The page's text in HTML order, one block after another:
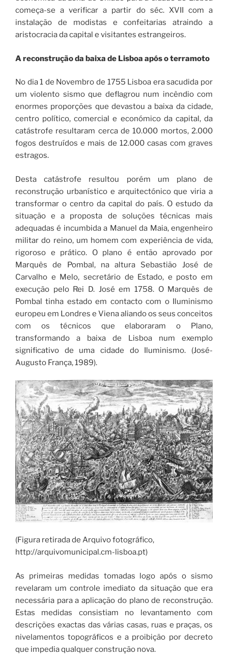
começa-se a verificar a partir do séc. XVII com a
instalação de modistas e confeitarias atraindo a
aristocracia da capital e visitantes estrangeiros.
A reconstrução da baixa de Lisboa após o terramoto
No dia 1 de Novembro de 1755 Lisboa era sacudida por
um violento sismo que deflagrou num incêndio com
enormes proporções que devastou a baixa da cidade,
centro político, comercial e económico da capital, da
catástrofe resultaram cerca de 10.000 mortos, 2.000
fogos destruídos e mais de 12.000 casas com graves
estragos.
Desta catástrofe resultou porém um plano de
reconstrução urbanístico e arquitectónico que viria a
transformar o centro da capital do país. O estudo da
situação e a proposta de soluções técnicas mais
adequadas é incumbida a Manuel da Maia, engenheiro
militar do reino, um homem com experiência de vida,
rigoroso e prático. O plano é então aprovado por
Marquês de Pombal, na altura Sebastião José de
Carvalho e Melo, secretário de Estado, e posto em
execução pelo Rei D. José em 1758. O Marquês de
Pombal tinha estado em contacto com o Iluminismo
europeu em Londres e Viena aliando os seus conceitos
com os técnicos que elaboraram o Plano,
transformando a baixa de Lisboa num exemplo
significativo de uma cidade do Iluminismo. (José-
Augusto França, 1989).
(Figura retirada de Arquivo fotográfico,
http://arquivomunicipal.cm-lisboa.pt)
As primeiras medidas tomadas logo após o sismo
revelaram um controle imediato da situação que era
necessária para a aplicação do plano de reconstrução.
Estas medidas consistiam no levantamento com
descrições exactas das várias casas, ruas e praças, os
nivelamentos topográficos e a proibição por decreto
que impedia qualquer construção nova.